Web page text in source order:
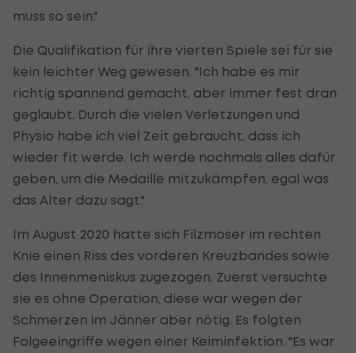
muss so sein."
Die Qualifikation für ihre vierten Spiele sei für sie
kein leichter Weg gewesen. "Ich habe es mir
richtig spannend gemacht, aber immer fest dran
geglaubt. Durch die vielen Verletzungen und
Physio habe ich viel Zeit gebraucht, dass ich
wieder fit werde. Ich werde nochmals alles dafür
geben, um die Medaille mitzukämpfen, egal was
das Alter dazu sagt."
Im August 2020 hatte sich Filzmoser im rechten
Knie einen Riss des vorderen Kreuzbandes sowie
des Innenmeniskus zugezogen. Zuerst versuchte
sie es ohne Operation, diese war wegen der
Schmerzen im Jänner aber nötig. Es folgten
Folgeeingriffe wegen einer Keiminfektion. "Es war